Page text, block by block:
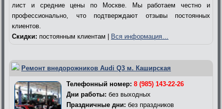
лист и средние цены по Москве. Мы работаем честно и
профессионально, что подтверждают отзывы постоянных
клиентов.
Скидки: постоянным клиентам | Вся информация…
Ремонт внедорожников Audi Q3 м. Каширская
Телефонный номер: 8 (985) 143-22-26
Дни работы: без выходных
Праздничные дни: без праздников